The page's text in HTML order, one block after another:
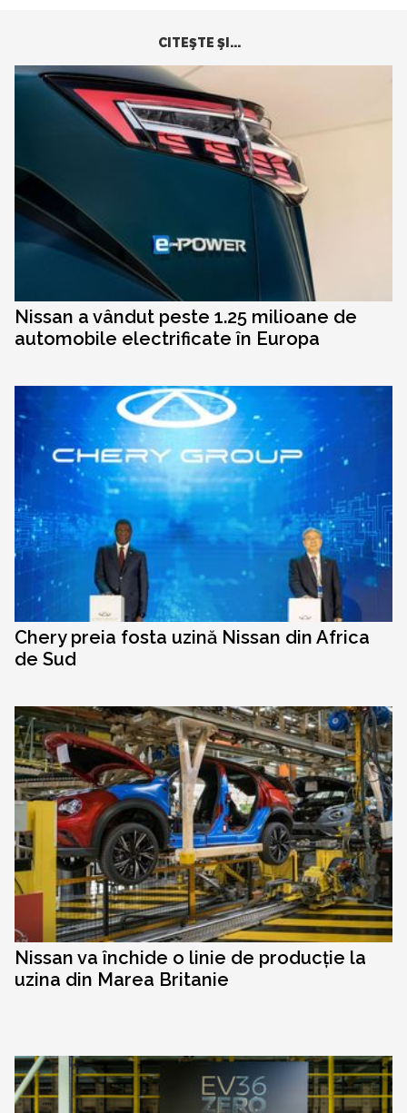
CITEŞTE ŞI...
Nissan a vândut peste 1.25 milioane de
automobile electrificate în Europa
Chery preia fosta uzină Nissan din Africa
de Sud
Nissan va închide o linie de producție la
uzina din Marea Britanie